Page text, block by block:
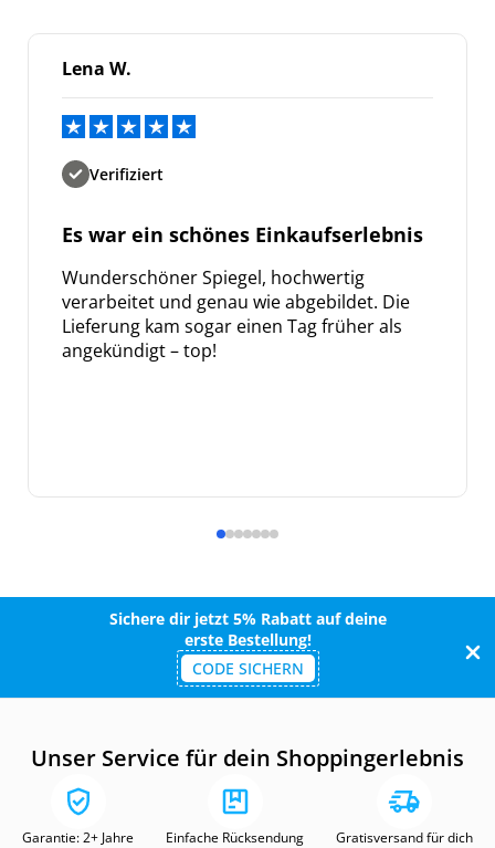
Lena W.
Verifiziert
Es war ein schönes Einkaufserlebnis
Wunderschöner Spiegel, hochwertig
verarbeitet und genau wie abgebildet. Die
Lieferung kam sogar einen Tag früher als
angekündigt – top!
Sichere dir jetzt 5% Rabatt auf deine
erste Bestellung!
CODE SICHERN
Unser Service für dein Shoppingerlebnis
Garantie: 2+ Jahre Einfache Rücksendung Gratisversand für dich